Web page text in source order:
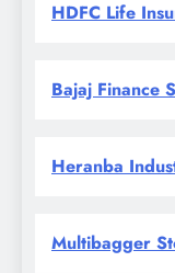
HDFC Life
Bajaj Finance
Heranba
Multibagger